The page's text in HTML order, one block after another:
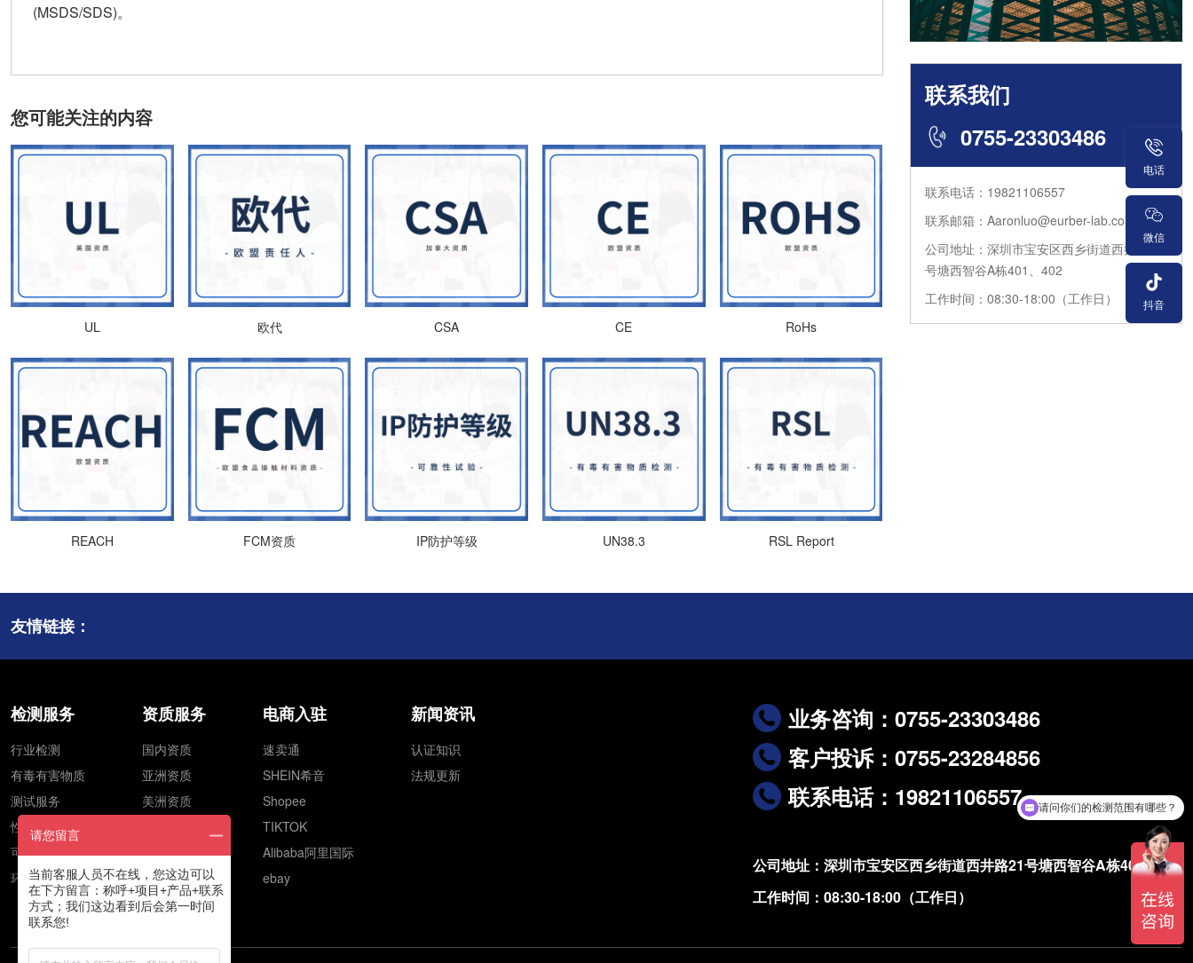
(MSDS/SDS)。
您可能关注的内容
UL 欧代 CSA CE RoHs
REACH FCM资质 IP防护等级 UN38.3 RSL Report
联系我们
0755-23303486
联系电话：19821106557
联系邮箱：Aaronluo@eurber-lab.com
公司地址：深圳市宝安区西乡街道西井路21
号塘西智谷A栋401、402
工作时间：08:30-18:00（工作日）
友情链接：
检测服务
行业检测
有毒有害物质
测试服务
性能检测
可靠性试验
环境检测
资质服务
国内资质
亚洲资质
美洲资质
澳洲资质
非洲资质
电商入驻
速卖通
SHEIN希音
Shopee
TIKTOK
Alibaba阿里国际
ebay
新闻资讯
认证知识
法规更新
业务咨询：0755-23303486
客户投诉：0755-23284856
联系电话：19821106557
公司地址：深圳市宝安区西乡街道西井路21号塘西智谷A栋401、402
工作时间：08:30-18:00（工作日）
电话
微信
抖音
请问你们的检测范围有哪些？
请您留言
当前客服人员不在线，您这边可以
在下方留言：称呼+项目+产品+联系
方式；我们这边看到后会第一时间